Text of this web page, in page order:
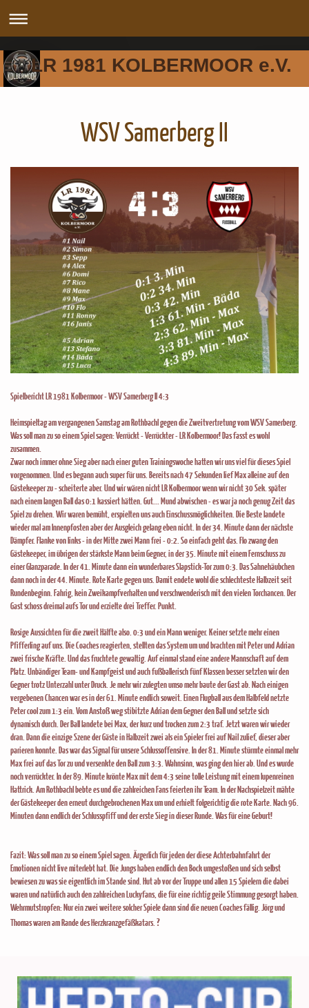
LR 1981 KOLBERMOOR e.V.
WSV Samerberg II
Spielbericht LR 1981 Kolbermoor - WSV Samerberg II 4:3
Heimspieltag am vergangenen Samstag am Rothbachl gegen die Zweitvertretung vom WSV Samerberg.
Was soll man zu so einem Spiel sagen: Verrückt - Verrückter - LR Kolbermoor! Das fasst es wohl
zusammen.
Zwar noch immer ohne Sieg aber nach einer guten Trainingswoche hatten wir uns viel für dieses Spiel
vorgenommen. Und es begann auch super für uns. Bereits nach 47 Sekunden lief Max alleine auf den
Gästekeeper zu - scheiterte aber. Und wir wären nicht LR Kolbermoor wenn wir nicht 30 Sek. später
nach einem langen Ball das 0:1 kassiert hätten. Gut... Mund abwischen - es war ja noch genug Zeit das
Spiel zu drehen. Wir waren bemüht, erspielten uns auch Einschussmöglichkeiten. Die Beste landete
wieder mal am Innenpfosten aber der Ausgleich gelang eben nicht. In der 34. Minute dann der nächste
Dämpfer. Flanke von links - in der Mitte zwei Mann frei - 0:2. So einfach geht das. Flo zwang den
Gästekeeper, im übrigen der stärkste Mann beim Gegner, in der 35. Minute mit einem Fernschuss zu
einer Glanzparade. In der 41. Minute dann ein wunderbares Slapstick-Tor zum 0:3. Das Sahnehäubchen
dann noch in der 44. Minute. Rote Karte gegen uns. Damit endete wohl die schlechteste Halbzeit seit
Rundenbeginn. Fahrig, kein Zweikampfverhalten und verschwenderisch mit den vielen Torchancen. Der
Gast schoss dreimal aufs Tor und erzielte drei Treffer. Punkt.
Rosige Aussichten für die zweit Hälfte also. 0:3 und ein Mann weniger. Keiner setzte mehr einen
Pfifferling auf uns. Die Coaches reagierten, stellten das System um und brachten mit Peter und Adrian
zwei frische Kräfte. Und das fruchtete gewaltig. Auf einmal stand eine andere Mannschaft auf dem
Platz. Unbändiger Team- und Kampfgeist und auch fußballerisch fünf Klassen besser setzten wir den
Gegner trotz Unterzahl unter Druck. Je mehr wir zulegten umso mehr baute der Gast ab. Nach einigen
vergebenen Chancen war es in der 61. Minute endlich soweit. Einen Flugball aus dem Halbfeld netzte
Peter cool zum 1:3 ein. Vom Anstoß weg stibitzte Adrian dem Gegner den Ball und setzte sich
dynamisch durch. Der Ball landete bei Max, der kurz und trocken zum 2:3 traf. Jetzt waren wir wieder
dran. Dann die einzige Szene der Gäste in Halbzeit zwei als ein Spieler frei auf Nail zulief, dieser aber
parieren konnte. Das war das Signal für unsere Schlussoffensive. In der 81. Minute stürmte einmal mehr
Max frei auf das Tor zu und versenkte den Ball zum 3:3. Wahnsinn, was ging den hier ab. Und es wurde
noch verrückter. In der 89. Minute krönte Max mit dem 4:3 seine tolle Leistung mit einem lupenreinen
Hattrick. Am Rothbachl bebte es und die zahlreichen Fans feierten ihr Team. In der Nachspielzeit mähte
der Gästekeeper den erneut durchgebrochenen Max um und erhielt folgerichtig die rote Karte. Nach 96.
Minuten dann endlich der Schlusspfiff und der erste Sieg in dieser Runde. Was für eine Geburt!
Fazit: Was soll man zu so einem Spiel sagen. Ärgerlich für jeden der diese Achterbahnfahrt der
Emotionen nicht live miterlebt hat. Die Jungs haben endlich den Bock umgestoßen und sich selbst
bewiesen zu was sie eigentlich im Stande sind. Hut ab vor der Truppe und allen 15 Spielern die dabei
waren und natürlich auch den zahlreichen Luckyfans, die für eine richtig geile Stimmung gesorgt haben.
Wehrmutstropfen: Nur ein zwei weitere solcher Spiele dann sind die neuen Coaches fällig. Jörg und
Thomas waren am Rande des Herzkranzgefäßkatars. ?